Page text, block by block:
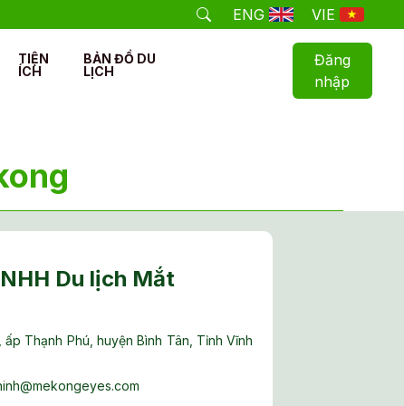
ENG VIE
TIỆN
ÍCH
BẢN ĐỒ DU
LỊCH
Đăng
nhập
Du lịch Mắt
ấp Thạnh Phú, huyện Bình Tân, Tỉnh Vĩnh